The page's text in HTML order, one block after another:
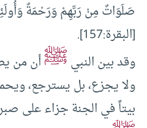
صَلَوَاتٌ مِنْ رَبِّهِمْ وَرَحْمَةٌ
[البقرة:157].
وقد بين النبيﷺأن من
ولا يجزع، بل يسترجع،
بيتاً في الجنة جزاء على